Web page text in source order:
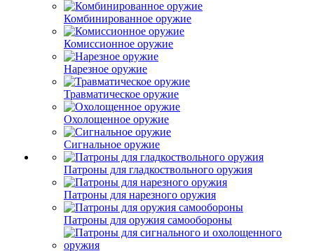
Комбинированное оружие
Комиссионное оружие
Нарезное оружие
Травматическое оружие
Охолощенное оружие
Сигнальное оружие
Патроны для гладкоствольного оружия
Патроны для нарезного оружия
Патроны для оружия самообороны